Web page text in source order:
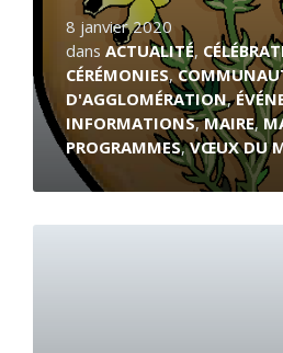
8 janvier 2020
dans ACTUALITÉ,
CÉRÉMONIES,
D'AGGLOMÉRATION,
INFORMATIONS,MAIRE,
PROGRAMMES,VŒUX DU
En